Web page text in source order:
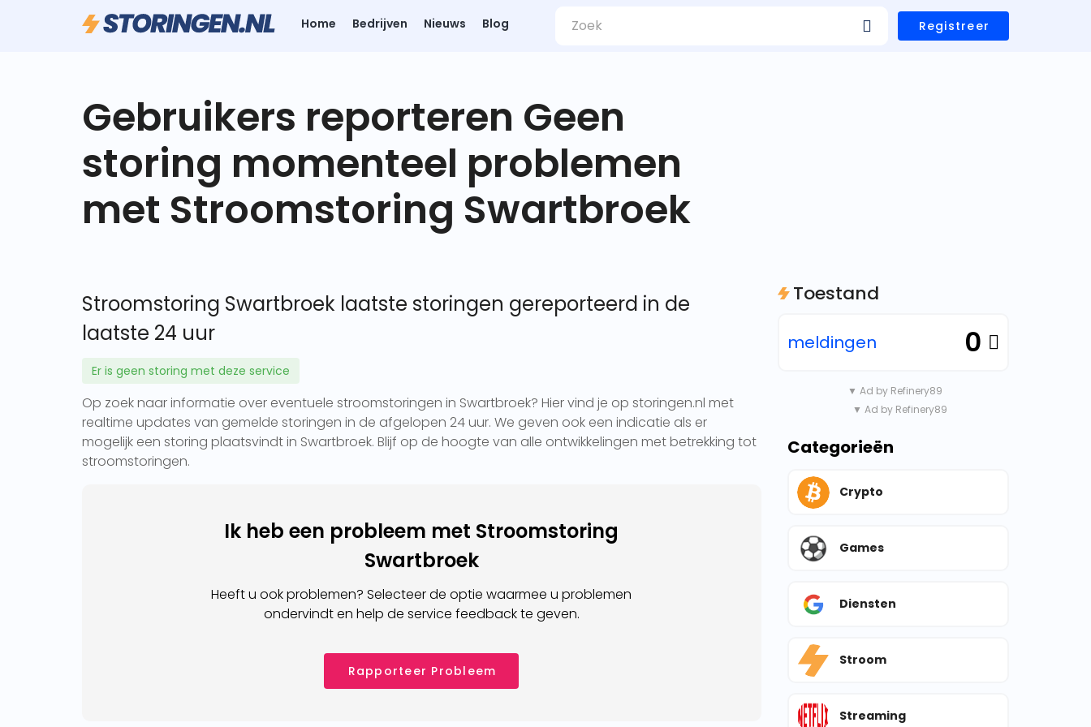
Home Bedrijven Nieuws Blog Registreer
Gebruikers reporteren Geen
storing momenteel problemen
met Stroomstoring Swartbroek
Stroomstoring Swartbroek laatste storingen gereporteerd in de
laatste 24 uur
Er is geen storing met deze service
Op zoek naar informatie over eventuele stroomstoringen in Swartbroek? Hier vind je op storingen.nl met
realtime updates van gemelde storingen in de afgelopen 24 uur. We geven ook een indicatie als er
mogelijk een storing plaatsvindt in Swartbroek. Blijf op de hoogte van alle ontwikkelingen met betrekking tot
stroomstoringen.
Ik heb een probleem met Stroomstoring
Swartbroek
Heeft u ook problemen? Selecteer de optie waarmee u problemen
ondervindt en help de service feedback te geven.
Rapporteer Probleem
Toestand
meldingen 0
▼ Ad by Refinery89
▼ Ad by Refinery89
Categorieën
Crypto
Games
Diensten
Stroom
Streaming